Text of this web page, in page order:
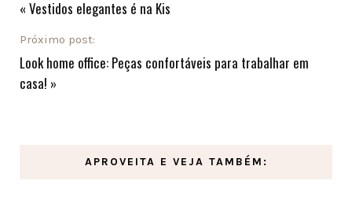
« Vestidos elegantes é na Kis
Próximo post:
Look home office: Peças confortáveis para trabalhar em
casa! »
APROVEITA E VEJA TAMBÉM: